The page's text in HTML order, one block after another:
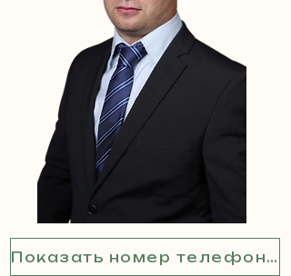
Показать номер телефона